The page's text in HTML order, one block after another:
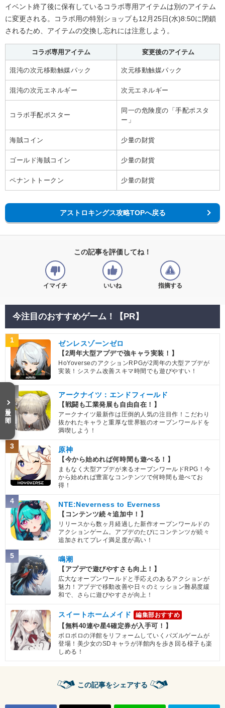
イベント終了後に保有しているコラボ専用アイテムは別のアイテム
に変更される。コラボ用の特別ショップも12月25日(水)8:50に閉鎖
されるため、アイテムの交換し忘れには注意しよう。
コラボ専用アイテム 変更後のアイテム
混沌の次元移動触媒パック 次元移動触媒パック
混沌の次元エネルギー 次元エネルギー
コラボ手配ポスター
同一の危険度の「手配ポスタ
ー」
海賊コイン 少量の財貨
ゴールド海賊コイン 少量の財貨
ペナントトークン 少量の財貨
アストロキングス攻略TOPへ戻る
この記事を評価してね！
イマイチ いいね 指摘する
今注目のおすすめゲーム！【PR】
1 ゼンレスゾーンゼロ
【2周年大型アプデで強キャラ実装！】
HoYoverseのアクションRPGが2周年の大型アプデが
実装！システム改善スキマ時間でも遊びやすい！
アークナイツ：エンドフィールド
【戦闘も工業発展も自由自在！】
アークナイツ最新作は圧倒的人気の注目作！こだわり
抜かれたキャラと重厚な世界観のオープンワールドを
満喫しよう！
3 原神
【今から始めれば何時間も遊べる！】
まもなく大型アプデが来るオープンワールドRPG！今
から始めれば豊富なコンテンツで何時間も遊べてお
得！
4 NTE:Neverness to Everness
【コンテンツ続々追加中！】
リリースから数ヶ月経過した新作オープンワールドの
アクションゲーム。アプデのたびにコンテンツが続々
追加されてプレイ満足度が高い！
5 鳴潮
【アプデで遊びやすさも向上！】
広大なオープンワールドと手応えのあるアクションが
魅力！アプデで移動改善や日々のミッション難易度緩
和で、さらに遊びやすさが向上！
スイートホームメイド 編集部おすすめ
【無料40連や星4確定券が入手可！】
ボロボロの洋館をリフォームしていくパズルゲームが
登場！美少女のSDキャラが洋館内を歩き回る様子も楽
しめる！
この記事をシェアする
目次を開く